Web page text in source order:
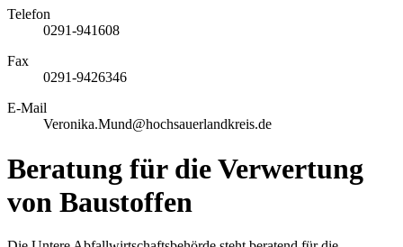
Telefon
0291-941608
Fax
0291-9426346
E-Mail
Veronika.Mund@hochsauerlandkreis.de
Beratung für die Verwertung
von Baustoffen